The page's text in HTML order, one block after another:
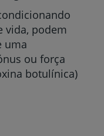
vida, podem
uma
ou força
botulínica)